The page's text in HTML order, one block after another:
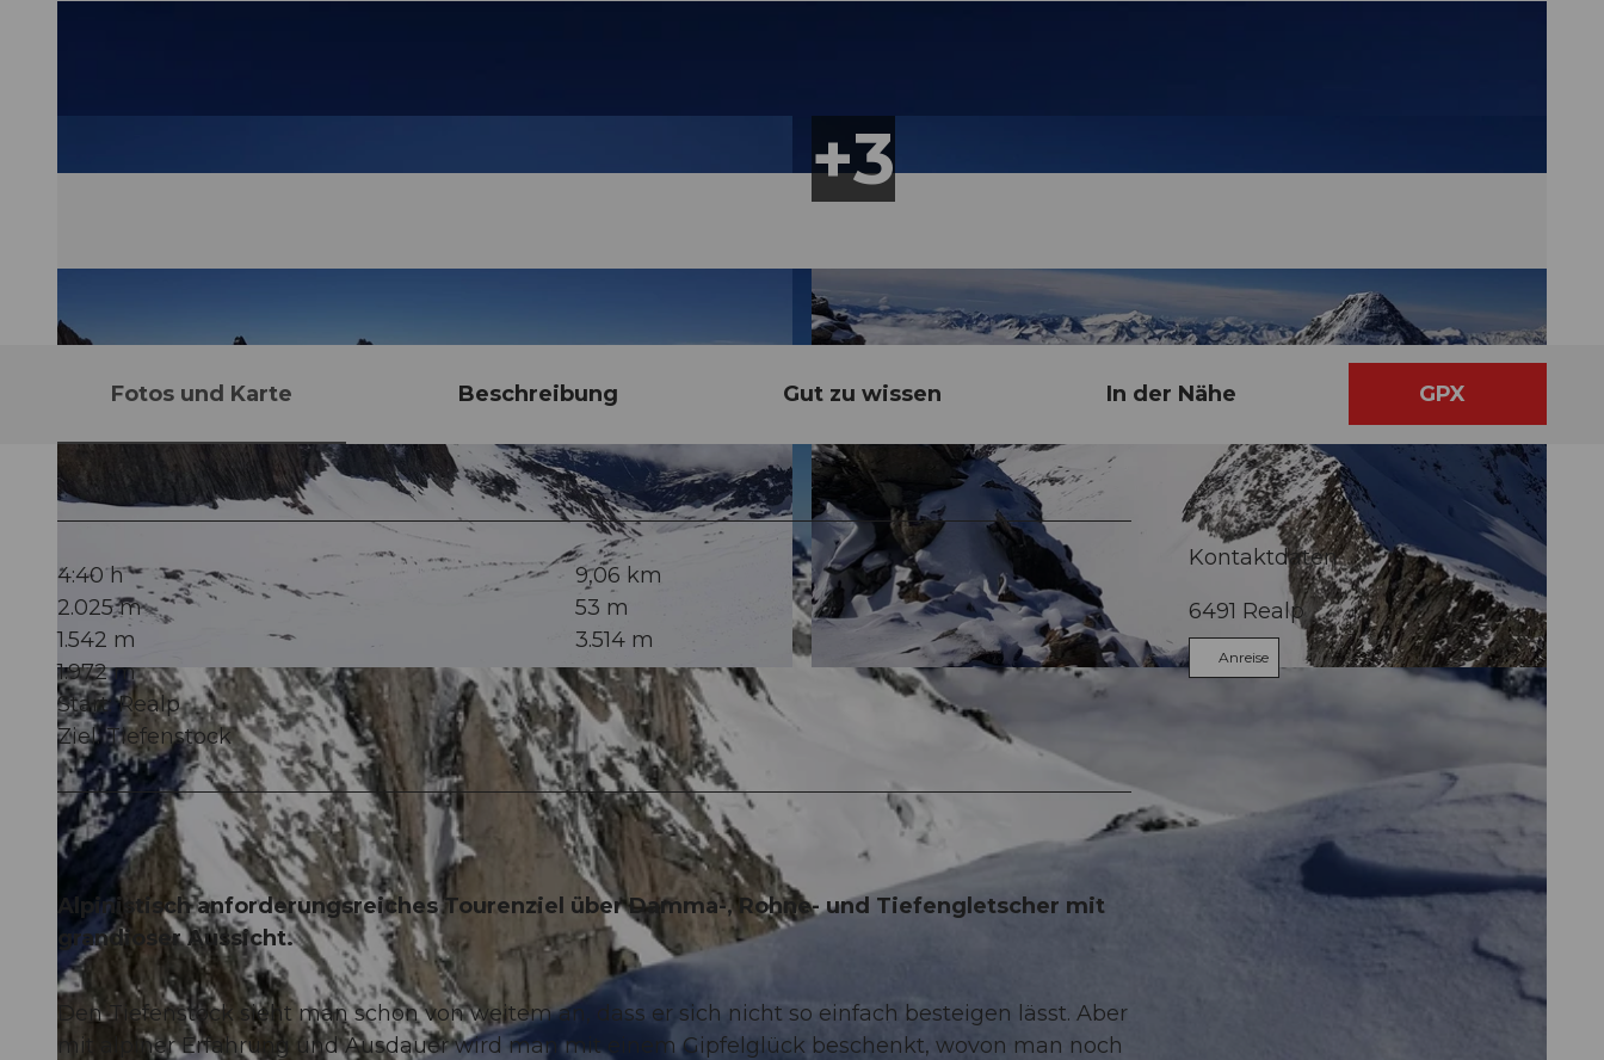
© Andermatt-Urserntal Tourismus GmbH, Ferienregion Andermatt © Andermatt-Urserntal Tourismus GmbH, Ferienregion Andermatt
Fotos und Karte Beschreibung Gut zu wissen In der Nähe GPX
4:40 h
9,06 km
2.025 m
53 m
1.542 m
3.514 m
1.972 m
Start: Realp
Ziel: Tiefenstock
Alpinistisch anforderungsreiches Tourenziel über Damma-, Rohne- und Tiefengletscher mit
grandioser Aussicht.
Den Tiefenstock sieht man schon von weitem an, dass er sich nicht so einfach besteigen lässt. Aber
mit alpiner Erfahrung und Ausdauer wird man mit einem Gipfelglück beschenkt, wovon man noch
Kontaktdaten
6491 Realp
Anreise